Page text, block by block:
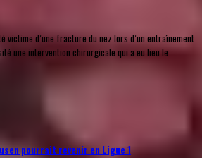
victime d’une fracture du nez lors d’un entraînement
une intervention chirurgicale qui a eu lieu le
pourrait revenir en Ligue 1